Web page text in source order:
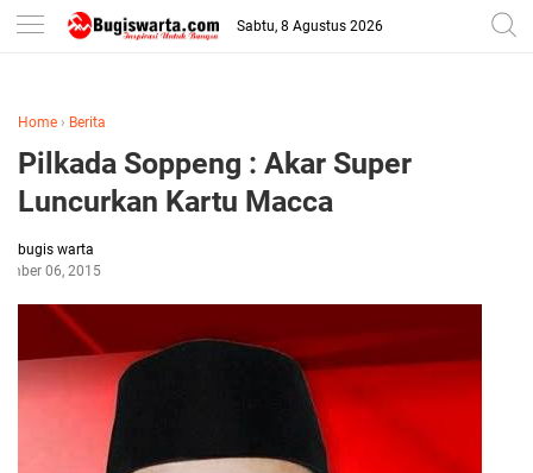
-->
Sabtu, 8 Agustus 2026
Home › Berita
Pilkada Soppeng : Akar Super
Luncurkan Kartu Macca
bugis warta
06, 2015